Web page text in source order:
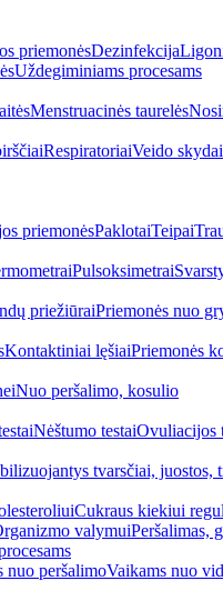
priemonėsDezinfekcija
Uždegiminiams procesams
Menstruacinės taurelės
RespiratoriaiVeido skydai
priemonėsPaklotaiTeipai
Pulsoksimetrai
priežiūraiPriemonės nuo
Kontaktiniai lęšiaiPriemonės
Nuo peršalimo, kosulio
Nėštumo testaiOvuliacijos
tvarsčiai, juostos,
Cukraus kiekiui
valymuiPeršalimas,
nuo peršalimoVaikams nuo